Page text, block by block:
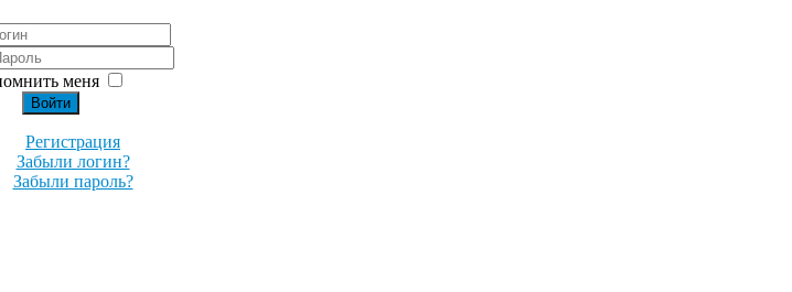
меня
Войти
Регистрация
Забыли логин?
Забыли пароль?